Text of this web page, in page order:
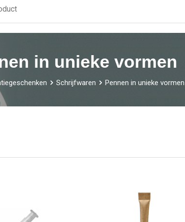
in unieke vormen
Schrijfwaren Pennen in unieke vormen